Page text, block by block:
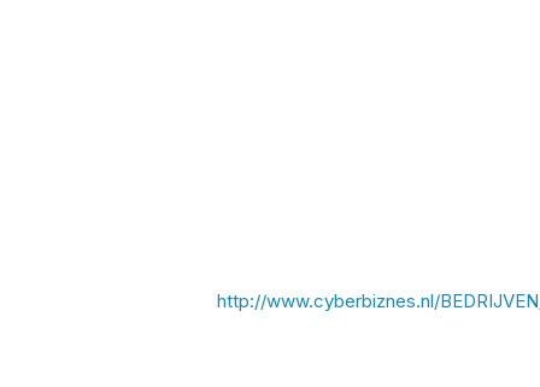
http://www.cyberbiznes.nl/